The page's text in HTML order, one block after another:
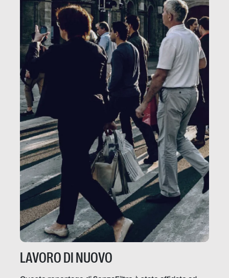
LAVORO DI NUOVO